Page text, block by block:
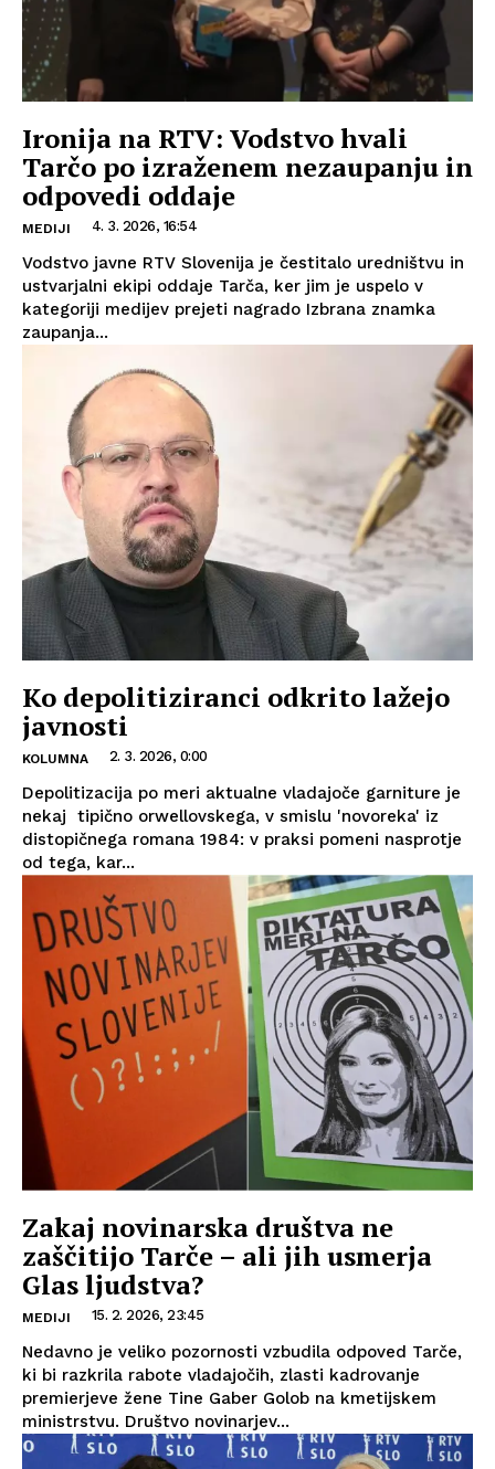
Ironija na RTV: Vodstvo hvali
Tarčo po izraženem nezaupanju in
odpovedi oddaje
MEDIJI 4. 3. 2026, 16:54
Vodstvo javne RTV Slovenija je čestitalo uredništvu in
ustvarjalni ekipi oddaje Tarča, ker jim je uspelo v
kategoriji medijev prejeti nagrado Izbrana znamka
zaupanja...
Ko depolitiziranci odkrito lažejo
javnosti
KOLUMNA 2. 3. 2026, 0:00
Depolitizacija po meri aktualne vladajoče garniture je
nekaj tipično orwellovskega, v smislu 'novoreka' iz
distopičnega romana 1984: v praksi pomeni nasprotje
od tega, kar...
Zakaj novinarska društva ne
zaščitijo Tarče – ali jih usmerja
Glas ljudstva?
MEDIJI 15. 2. 2026, 23:45
Nedavno je veliko pozornosti vzbudila odpoved Tarče,
ki bi razkrila rabote vladajočih, zlasti kadrovanje
premierjeve žene Tine Gaber Golob na kmetijskem
ministrstvu. Društvo novinarjev...